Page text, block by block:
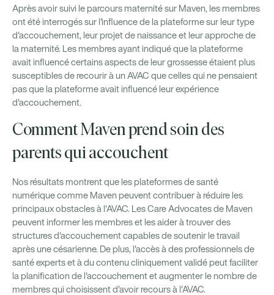
Après avoir suivi le parcours maternité sur Maven, les membres
ont été interrogés sur l'influence de la plateforme sur leur type
d'accouchement, leur projet de naissance et leur approche de
la maternité. Les membres ayant indiqué que la plateforme
avait influencé certains aspects de leur grossesse étaient plus
susceptibles de recourir à un AVAC que celles qui ne pensaient
pas que la plateforme avait influencé leur expérience
d'accouchement.
Comment Maven prend soin des
parents qui accouchent
Nos résultats montrent que les plateformes de santé
numérique comme Maven peuvent contribuer à réduire les
principaux obstacles à l'AVAC. Les Care Advocates de Maven
peuvent informer les membres et les aider à trouver des
structures d'accouchement capables de soutenir le travail
après une césarienne. De plus, l'accès à des professionnels de
santé experts et à du contenu cliniquement validé peut faciliter
la planification de l'accouchement et augmenter le nombre de
membres qui choisissent d'avoir recours à l'AVAC.